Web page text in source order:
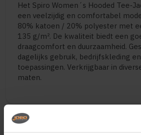
Het Spiro Women´s Hooded Tee-
een veelzijdig en comfortabel
80% katoen / 20% polyester met
135 g/m². De kwaliteit biedt een
draagcomfort en duurzaamheid.
dagelijks gebruik, bedrijfskleding
toepassingen. Verkrijgbaar in
maten.
Vragen? Neem contact